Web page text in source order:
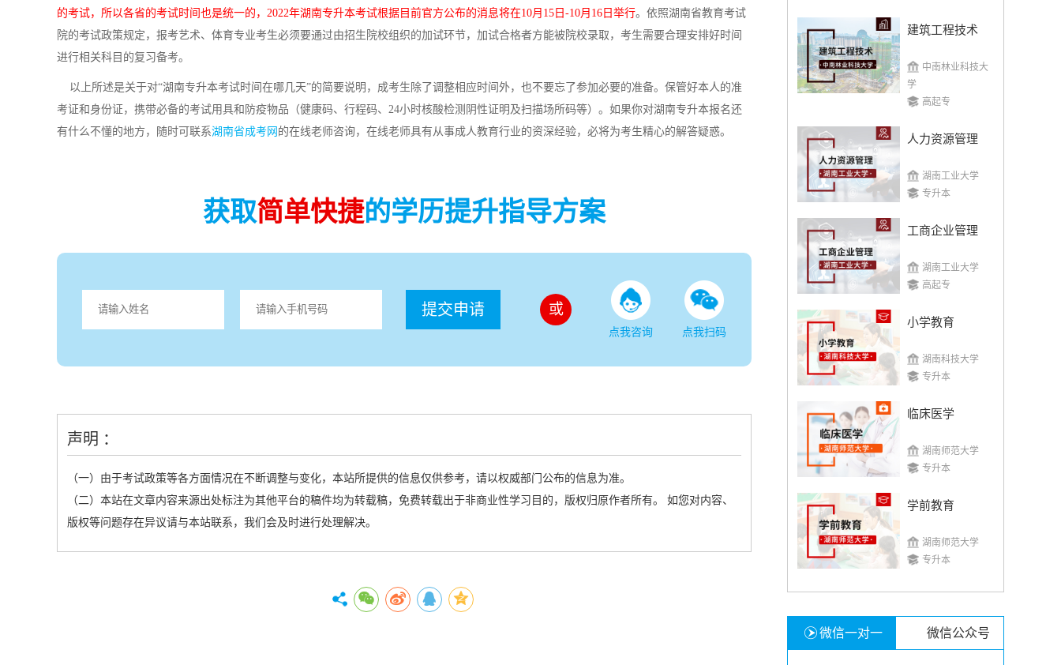
的考试，所以各省的考试时间也是统一的，2022年湖南专升本考试根据目前官方公布的消息将在10月15日-10月16日举行。依照湖南省教育考试
院的考试政策规定，报考艺术、体育专业考生必须要通过由招生院校组织的加试环节，加试合格者方能被院校录取，考生需要合理安排好时间
进行相关科目的复习备考。
以上所述是关于对“湖南专升本考试时间在哪几天”的简要说明，成考生除了调整相应时间外，也不要忘了参加必要的准备。保管好本人的准
考证和身份证，携带必备的考试用具和防疫物品（健康码、行程码、24小时核酸检测阴性证明及扫描场所码等）。如果你对湖南专升本报名还
有什么不懂的地方，随时可联系湖南省成考网 的在线老师咨询，在线老师具有从事成人教育行业的资深经验，必将为考生精心的解答疑惑。
获取简单快捷的学历提升指导方案
提交申请 或
点我咨询 点我扫码
声明 ：
（一）由于考试政策等各方面情况在不断调整与变化，本站所提供的信息仅供参考，请以权威部门公布的信息为准。
（二）本站在文章内容来源出处标注为其他平台的稿件均为转载稿，免费转载出于非商业性学习目的，版权归原作者所有。 如您对内容、
版权等问题存在异议请与本站联系，我们会及时进行处理解决。
建筑工程技术
中南林业科技大
学
高起专
人力资源管理
湖南工业大学
专升本
工商企业管理
湖南工业大学
高起专
小学教育
湖南科技大学
专升本
临床医学
湖南师范大学
专升本
学前教育
湖南师范大学
专升本
微信一对一 微信公众号